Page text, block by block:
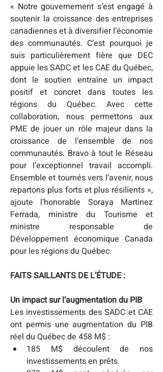
« Notre gouvernement s’est engagé à
soutenir la croissance des entreprises
canadiennes et à diversifier l’économie
des communautés. C’est pourquoi je
suis particulièrement fière que DEC
appuie les SADC et les CAE du Québec,
dont le soutien entraîne un impact
positif et concret dans toutes les
régions du Québec. Avec cette
collaboration, nous permettons aux
PME de jouer un rôle majeur dans la
croissance de l’ensemble de nos
communautés. Bravo à tout le Réseau
pour l’exceptionnel travail accompli.
Ensemble et tournés vers l’avenir, nous
repartons plus forts et plus résilients »,
ajoute l’honorable Soraya Martinez
Ferrada, ministre du Tourisme et
ministre responsable de
Développement économique Canada
pour les régions du Québec.
FAITS SAILLANTS DE L’ÉTUDE :
Un impact sur l’augmentation du PIB
Les investissements des SADC et CAE
ont permis une augmentation du PIB
réel du Québec de 458 M$ :
185 M$ découlent de nos
investissements en prêts.